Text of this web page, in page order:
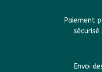
Paiement
sécurisé
Envoi